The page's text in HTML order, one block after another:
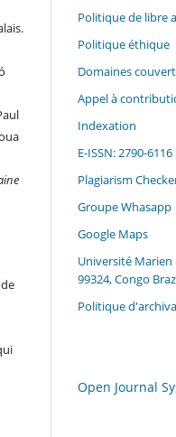
Politique de libre
Politique éthique
Domaines
Appel à
Indexation
E-ISSN: 2790-6116
Plagiarism
Groupe Whasapp
Google Maps
Université Marien
99324, Congo
Politique
Open Journal